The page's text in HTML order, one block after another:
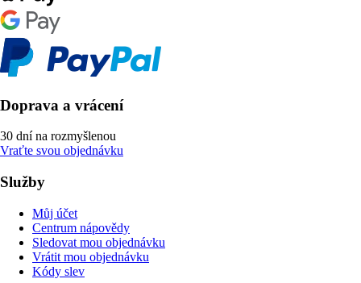
Doprava a vrácení
30 dní na rozmyšlenou
Vraťte svou objednávku
Služby
Můj účet
Centrum nápovědy
Sledovat mou objednávku
Vrátit mou objednávku
Kódy slev